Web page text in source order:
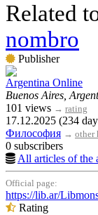
Related
nombro
Publisher
Argentina Online
Buenos Aires,
101 views → rating
17.12.2025 (234
Философия → other
0 subscribers
All articles of the
Official page:
https://lib.ar/
Rating